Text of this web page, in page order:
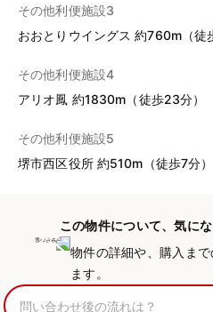
その他利便施設3
おおとりウイングス 約760m（徒
その他利便施設4
アリオ鳳 約1830m（徒歩23分）
その他利便施設5
堺市西区役所 約510m（徒歩7分）
この物件について、気に
物件の詳細や、購入ま
ます。